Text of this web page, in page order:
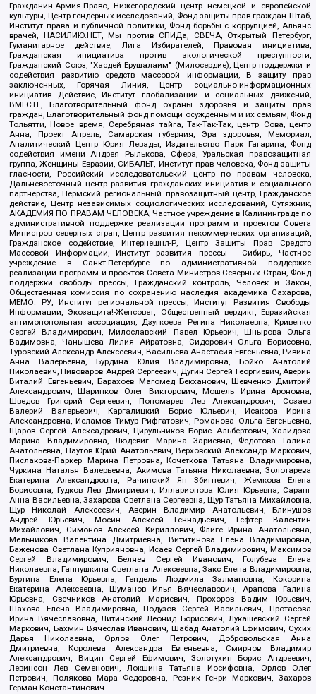
Гражданин.Армия.Право, Нижегородский центр немецкой и европейской
культуры, Центр гендерных исследований, Фонд защиты прав граждан Штаб,
Институт права и публичной политики, Фонд борьбы с коррупцией, Альянс
врачей, НАСИЛИЮ.НЕТ, Мы против СПИДа, СВЕЧА, Открытый Петербург,
Гуманитарное действие, Лига Избирателей, Правовая инициатива,
Гражданская инициатива против экологической преступности,
Гражданский Союз, "Хасдей Ерушалаим" (Милосердие), Центр поддержки и
содействия развитию средств массовой информации, В защиту прав
заключенных, Горячая Линия, Центр социально-информационных
инициатив Действие, Институт глобализации и социальных движений,
ВМЕСТЕ, Благотворительный фонд охраны здоровья и защиты прав
граждан, Благотворительный фонд помощи осужденным и их семьям, Фонд
Тольятти, Новое время, Серебряная тайга, Так-Так-Так, центр Сова, центр
Анна, Проект Апрель, Самарская губерния, Эра здоровья, Мемориал,
Аналитический Центр Юрия Левады, Издательство Парк Гагарина, Фонд
содействия имени Андрея Рылькова, Сфера, Уральская правозащитная
группа, Женщины Евразии, СИБАЛЬТ, Институт прав человека, Фонд защиты
гласности, Российский исследовательский центр по правам человека,
Дальневосточный центр развития гражданских инициатив и социального
партнерства, Пермский региональный правозащитный центр, Гражданское
действие, Центр независимых социологических исследований, Сутяжник,
АКАДЕМИЯ ПО ПРАВАМ ЧЕЛОВЕКА, Частное учреждение в Калининграде по
административной поддержке реализации программ и проектов Совета
Министров северных стран, Центр развития некоммерческих организаций,
Гражданское содействие, Интернешнл-Р, Центр Защиты Прав Средств
Массовой Информации, Институт развития прессы - Сибирь, Частное
учреждение в Санкт-Петербурге по административной поддержке
реализации программ и проектов Совета Министров Северных Стран, Фонд
поддержки свободы прессы, Гражданский контроль, Человек и Закон,
Общественная комиссия по сохранению наследия академика Сахарова,
МЕМО. РУ, Институт региональной прессы, Институт Развития Свободы
Информации, Экозащита!-Женсовет, Общественный вердикт, Евразийская
антимонопольная ассоциация, Дзугкоева Регина Николаевна, Кривенко
Сергей Владимирович, Милославский Павел Юрьевич, Шнырова Ольга
Вадимовна, Чанышева Лилия Айратовна, Сидорович Ольга Борисовна,
Туровский Александр Алексеевич, Васильева Анастасия Евгеньевна, Ривина
Анна Валерьевна, Бурдина Юлия Владимировна, Бойко Анатолий
Николаевич, Пивоваров Андрей Сергеевич, Дугин Сергей Георгиевич, Аверин
Виталий Евгеньевич, Барахоев Магомед Бекханович, Шевченко Дмитрий
Александрович, Шарипков Олег Викторович, Мошель Ирина Ароновна,
Шведов Григорий Сергеевич, Пономарев Лев Александрович, Созаев
Валерий Валерьевич, Каргалицкий Борис Юльевич, Исакова Ирина
Александровна, Исламов Тимур Рифгатович, Романова Ольга Евгеньевна,
Щаров Сергей Алексадрович, Цирульников Борис Альбертович, Халидова
Марина Владимировна, Людевиг Марина Зариевна, Федотова Галина
Анатольевна, Паутов Юрий Анатольевич, Верховский Александр Маркович,
Пислакова-Паркер Марина Петровна, Кочеткова Татьяна Владимировна,
Чуркина Наталья Валерьевна, Акимова Татьяна Николаевна, Золотарева
Екатерина Александровна, Рачинский Ян Збигневич, Жемкова Елена
Борисовна, Гудков Лев Дмитриевич, Илларионова Юлия Юрьевна, Саранг
Анна Васильевна, Захарова Светлана Сергеевна, Щур Татьяна Михайловна,
Щур Николай Алексеевич, Аверин Владимир Анатольевич, Блинушов
Андрей Юрьевич, Мосин Алексей Геннадьевич, Гефтер Валентин
Михайлович, Симонов Алексей Кириллович, Флиге Ирина Анатольевна,
Мельникова Валентина Дмитриевна, Вититинова Елена Владимировна,
Баженова Светлана Куприяновна, Исаев Сергей Владимирович, Максимов
Сергей Владимирович, Беляев Сергей Иванович, Голубева Елена
Николаевна, Ганнушкина Светлана Алексеевна, Закс Елена Владимировна,
Буртина Елена Юрьевна, Гендель Людмила Залмановна, Кокорина
Екатерина Алексеевна, Шуманов Илья Вячеславович, Арапова Галина
Юрьевна, Свечников Анатолий Мариевич, Прохоров Вадим Юрьевич,
Шахова Елена Владимировна, Подузов Сергей Васильевич, Протасова
Ирина Вячеславовна, Литинский Леонид Борисович, Лукашевский Сергей
Маркович, Бахмин Вячеслав Иванович, Шабад Анатолий Ефимович, Сухих
Дарья Николаевна, Орлов Олег Петрович, Добровольская Анна
Дмитриевна, Королева Александра Евгеньевна, Смирнов Владимир
Александрович, Вицин Сергей Ефимович, Золотухин Борис Андреевич,
Левинсон Лев Семенович, Локшина Татьяна Иосифовна, Орлов Олег
Петрович, Полякова Мара Федоровна, Резник Генри Маркович, Захаров
Герман Константинович